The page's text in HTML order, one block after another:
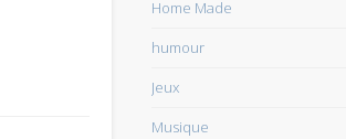
Home Made
humour
Jeux
Musique